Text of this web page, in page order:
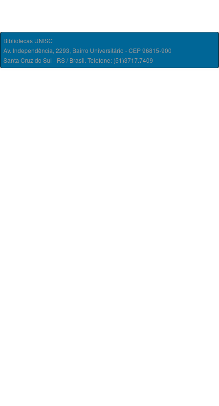
Bibliotecas UNISC
Av. Independência, 2293, Bairro Universitário - CEP 96815-900
Santa Cruz do Sul - RS / Brasil. Telefone: (51)3717.7409